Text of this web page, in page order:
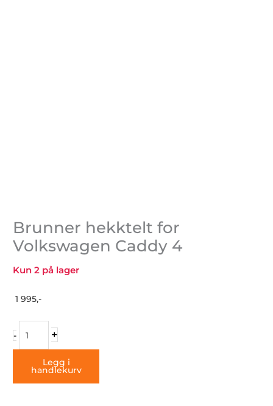
Brunner hekktelt for
Volkswagen Caddy 4
Kun 2 på lager
1 995,-
-
Brunner
hekktelt
Volkswagen
Caddy
+
Legg i
handlekurv